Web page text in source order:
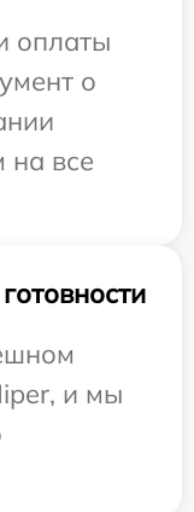
оплаты
о
на все
и мы